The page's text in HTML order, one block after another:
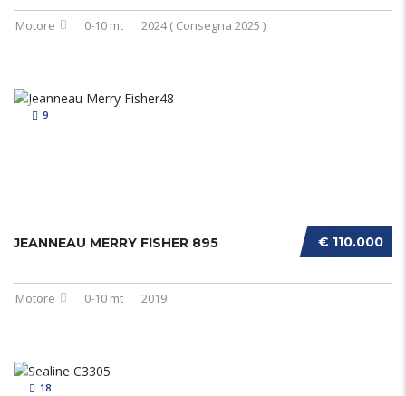
Motore 0-10 mt 2024 ( Consegna 2025 )
9
€ 110.000
JEANNEAU MERRY FISHER 895
Motore 0-10 mt 2019
18